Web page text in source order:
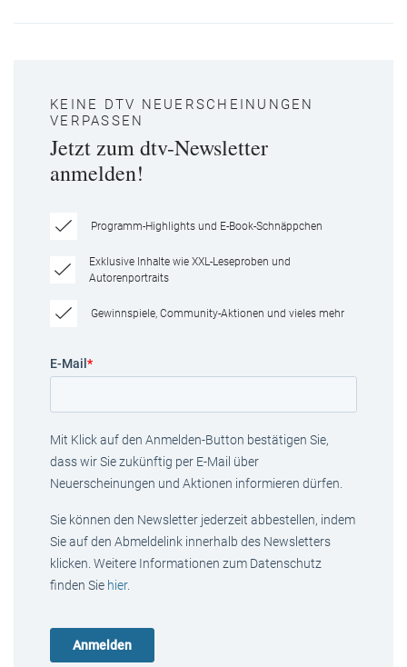
KEINE DTV NEUERSCHEINUNGEN
VERPASSEN
Jetzt zum dtv-Newsletter
anmelden!
Programm-Highlights und E-Book-Schnäppchen
Exklusive Inhalte wie XXL-Leseproben und
Autorenportraits
Gewinnspiele, Community-Aktionen und vieles mehr
E-Mail *
Mit Klick auf den Anmelden-Button bestätigen Sie,
dass wir Sie zukünftig per E-Mail über
Neuerscheinungen und Aktionen informieren dürfen.
Sie können den Newsletter jederzeit abbestellen, indem
Sie auf den Abmeldelink innerhalb des Newsletters
klicken. Weitere Informationen zum Datenschutz
finden Sie hier.